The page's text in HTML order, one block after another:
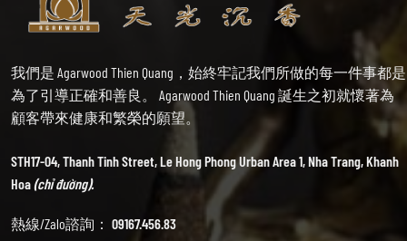
我們是 Agarwood Thien Quang，始終牢記我們所做的每一件事都是
為了引導正確和善良。 Agarwood Thien Quang 誕生之初就懷著為
顧客帶來健康和繁榮的願望。
STH17-04, Thanh Tinh Street, Le Hong Phong Urban Area 1, Nha Trang, Khanh
Hoa(chỉ đường).
熱線/Zalo諮詢： 09167.456.83